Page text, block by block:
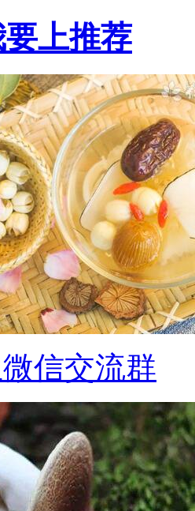
上推荐
信交流群